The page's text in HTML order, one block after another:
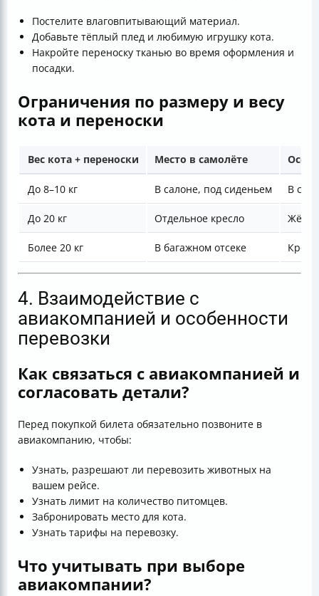
Постелите влаговпитывающий материал.
Добавьте тёплый плед и любимую игрушку кота.
Накройте переноску тканью во время оформления и
посадки.
Ограничения по размеру и весу
кота и переноски
Вес кота + переноски Место в самолёте
До 8–10 кг В салоне, под сиденьем В
До 20 кг Отдельное кресло
Более 20 кг В багажном отсеке
4. Взаимодействие с
авиакомпанией и особенности
перевозки
Как связаться с авиакомпанией и
согласовать детали?
Перед покупкой билета обязательно позвоните в
авиакомпанию, чтобы:
Узнать, разрешают ли перевозить животных на
вашем рейсе.
Узнать лимит на количество питомцев.
Забронировать место для кота.
Узнать тарифы на перевозку.
Что учитывать при выборе
авиакомпании?